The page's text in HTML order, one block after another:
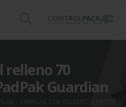
relleno 70
Guardian
EMBALAJES DE RELLENO Y